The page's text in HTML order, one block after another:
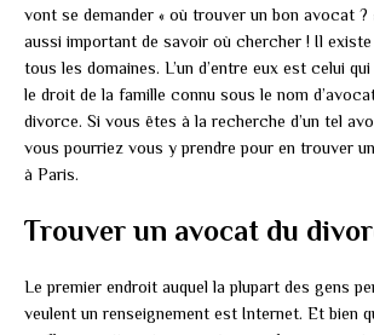
vont se demander « où trouver un bon avocat
aussi important de savoir où chercher ! Il
tous les domaines. L’un d’entre eux est celui
le droit de la famille connu sous le nom
divorce. Si vous êtes à la recherche d’un tel
vous pourriez vous y prendre pour en trouver
à Paris.
Trouver un avocat du
Le premier endroit auquel la plupart des gens
veulent un renseignement est Internet. Et bien